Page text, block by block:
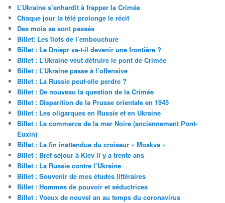
L’Ukraine s’enhardit à frapper la Crimée
Chaque jour la télé prolonge le récit
Des mois se sont passés
Billet: Les îlots de l’embouchure
Billet : Le Dniepr va-t-il devenir une frontière ?
Billet : L’Ukraine veut détruire le pont de Crimée
Billet : L’Ukraine passe à l’offensive
Billet : La Russie peut-elle perdre ?
Billet : De nouveau la question de la Crimée
Billet : Disparition de la Prusse orientale en 1945
Billet : Les oligarques en Russie et en Ukraine
Billet : Le commerce de la mer Noire (anciennement Pont-
Euxin)
Billet : La fin inattendue du croiseur « Moskva »
Billet : Bref séjour à Kiev il y a trente ans
Billet : La Russie contre l’Ukraine
Billet : Souvenir de mes études littéraires
Billet : Hommes de pouvoir et séductrices
Billet : Voeux de nouvel an au temps du coronavirus